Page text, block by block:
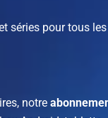
séries pour tous
notre